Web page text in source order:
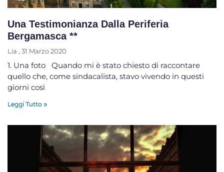
Una Testimonianza Dalla Periferia
Bergamasca **
Lia 31 Marzo 2020
1. Una foto Quando mi è stato chiesto di raccontare
quello che, come sindacalista, stavo vivendo in questi
giorni così
Leggi Tutto »